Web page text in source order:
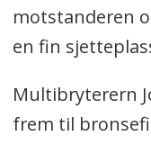
motstanderen
en fin
Multibryterern
frem til